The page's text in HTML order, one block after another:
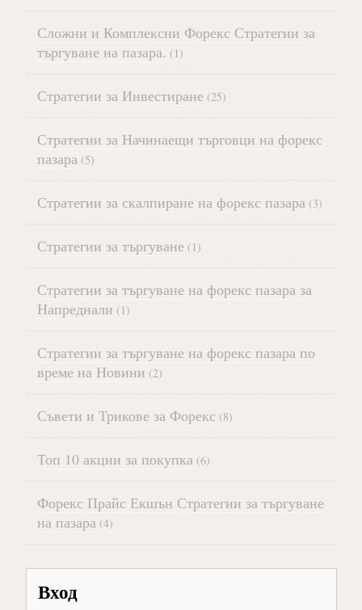
Сложни и Комплексни Форекс Стратегии за
търгуване на пазара. (1)
Стратегии за Инвестиране (25)
Стратегии за Начинаещи търговци на форекс
пазара (5)
Стратегии за скалпиране на форекс пазара (3)
Стратегии за търгуване (1)
Стратегии за търгуване на форекс пазара за
Напреднали (1)
Стратегии за търгуване на форекс пазара по
време на Новини (2)
Съвети и Трикове за Форекс (8)
Топ 10 акции за покупка (6)
Форекс Прайс Екшън Стратегии за търгуване
на пазара (4)
Вход